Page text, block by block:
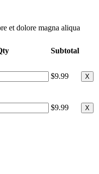
et dolore magna aliqua
Subtotal
$9.99 X
$9.99 X